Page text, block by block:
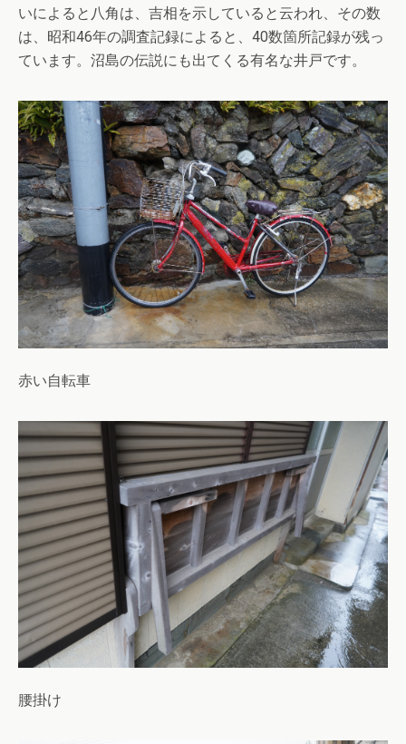
いによると八角は、吉相を示していると云われ、その数
は、昭和46年の調査記録によると、40数箇所記録が残っ
ています。沼島の伝説にも出てくる有名な井戸です。
赤い自転車
腰掛け